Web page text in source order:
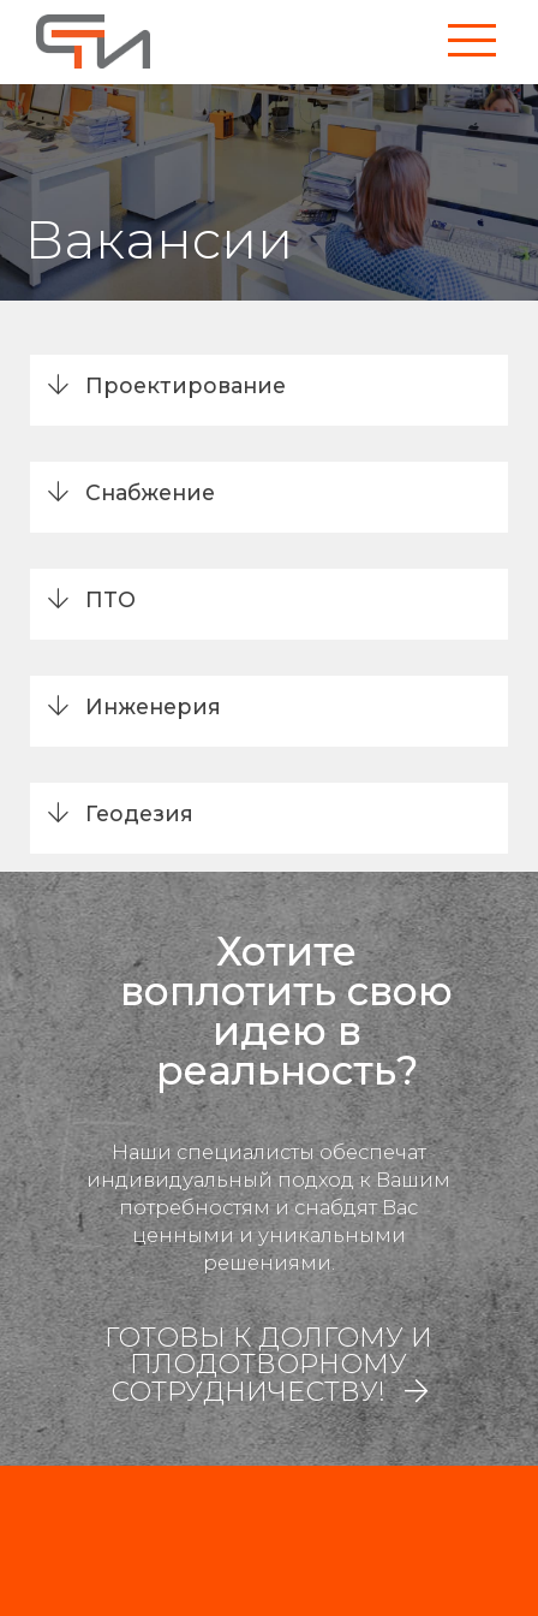
Вакансии
Проектирование
Снабжение
ПТО
Инженерия
Геодезия
Хотите
воплотить свою
идею в
реальность?
Наши специалисты обеспечат
индивидуальный подход к Вашим
потребностям и снабдят Вас
ценными и уникальными
решениями.
ГОТОВЫ К ДОЛГОМУ И
ПЛОДОТВОРНОМУ
СОТРУДНИЧЕСТВУ!